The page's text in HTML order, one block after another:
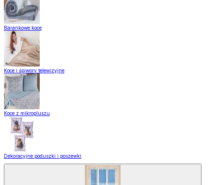
Barankowe koce
Koce i śpiwory telewizyjne
Koce z mikropluszu
Dekoracyjne poduszki i poszewki